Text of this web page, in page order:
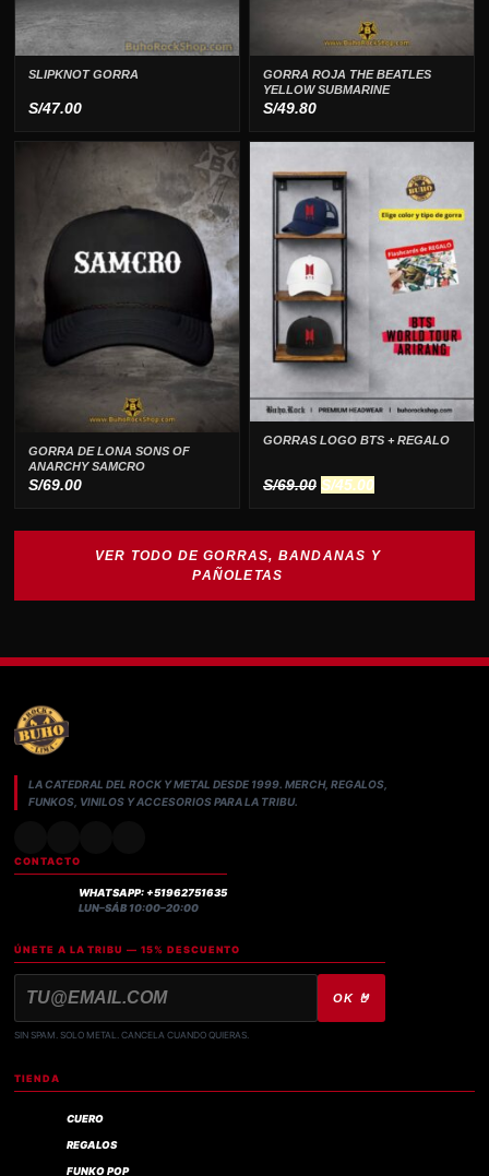
SLIPKNOT GORRA
S/47.00
GORRA ROJA THE BEATLES
YELLOW SUBMARINE
S/49.80
GORRA DE LONA SONS OF
ANARCHY SAMCRO
S/69.00
GORRAS LOGO BTS + REGALO
S/69.00 El
original
era:
S/45.00El
actual
es:
VER TODO DE GORRAS, BANDANAS Y
PAÑOLETAS
LA CATEDRAL DEL ROCK Y METAL DESDE 1999. MERCH, REGALOS,
FUNKOS, VINILOS Y ACCESORIOS PARA LA TRIBU.
CONTACTO
WHATSAPP: +51962751635
LUN–SÁB 10:00–20:00
ÚNETE A LA TRIBU — 15% DESCUENTO
OK 🤘
SIN SPAM. SOLO METAL. CANCELA CUANDO QUIERAS.
TIENDA
CUERO
REGALOS
FUNKO POP